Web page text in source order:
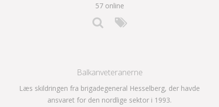
57 online
Balkanveteranerne
Læs skildringen fra brigadegeneral Hesselberg, der havde
ansvaret for den nordlige sektor i 1993.